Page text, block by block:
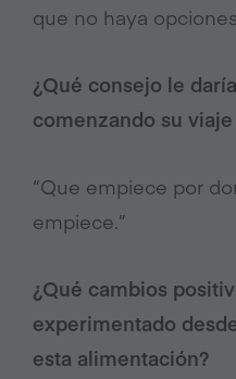
que no haya
¿Qué consejo le
comenzando su
“Que empiece por
empiece.”
¿Qué cambios
experimentado
esta alimentación?